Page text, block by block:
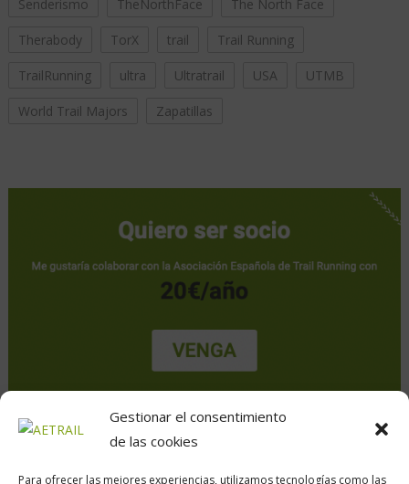
Gestionar el consentimiento
de las cookies
Para ofrecer las mejores experiencias, utilizamos tecnologías como las
Senderismo TheNorthFace The North Face
Therabody TorX trail Trail Running
TrailRunning ultra Ultratrail USA UTMB
World Trail Majors Zapatillas